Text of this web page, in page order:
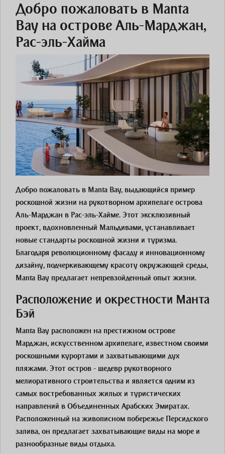
Добро пожаловать в Manta
Bay на острове Аль-Марджан,
Рас-эль-Хайма
Добро пожаловать в Manta Bay, выдающийся пример
роскошной жизни на рукотворном архипелаге острова
Аль-Марджан в Рас-эль-Хайме. Этот эксклюзивный
проект, вдохновленный Мальдивами, устанавливает
новые стандарты роскошной жизни и туризма.
Благодаря революционному фасаду и инновационному
дизайну, подчеркивающему красоту окружающей среды,
Manta Bay предлагает непревзойденный опыт жизни.
Расположение и окрестности Манта
Бэй
Manta Bay расположен на престижном острове
Марджан, искусственном архипелаге, известном своими
роскошными курортами и захватывающими дух
пляжами. Этот остров - шедевр рукотворного
мелиоративного строительства и является одним из
самых востребованных жилых и туристических
направлений в Объединенных Арабских Эмиратах.
Расположенный на живописном побережье Персидского
залива, он предлагает захватывающие виды на море и
разнообразные виды отдыха.